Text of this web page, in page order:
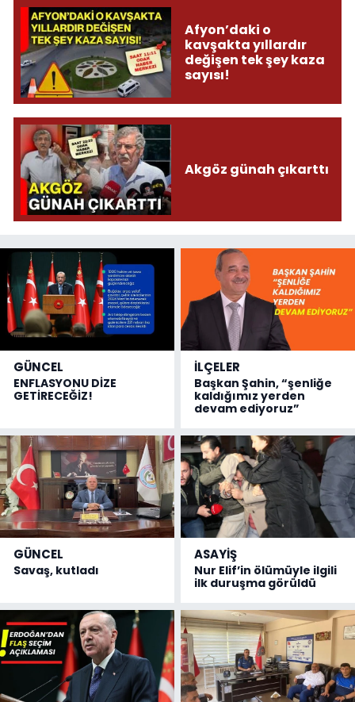
Afyon’daki o
kavşakta yıllardır
değişen tek şey kaza
sayısı!
Akgöz günah çıkarttı
GÜNCEL
ENFLASYONU DİZE
GETİRECEĞİZ!
İLÇELER
Başkan Şahin, “şenliğe
kaldığımız yerden
devam ediyoruz”
GÜNCEL
Savaş, kutladı
ASAYİŞ
Nur Elif’in ölümüyle ilgili
ilk duruşma görüldü